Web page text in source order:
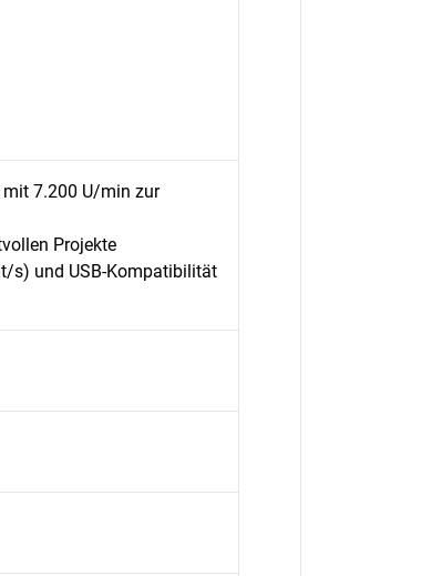
mit 7.200 U/min zur
Projekte
s) und USB-Kompatibilität